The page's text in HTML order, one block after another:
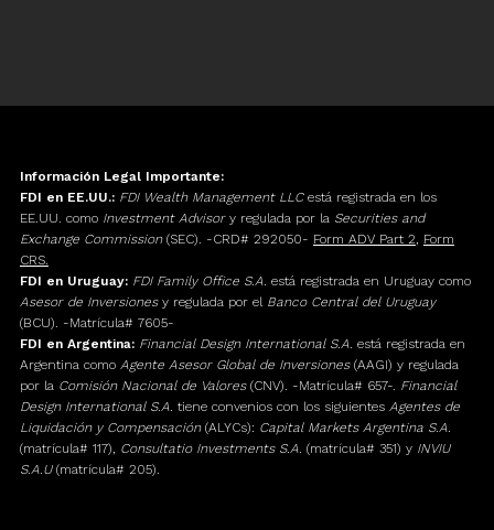
Información Legal Importante:
FDI en EE.UU.: FDI Wealth Management LLCestá registrada en los
EE.UU. como Investment Advisory regulada por la Securities and
Exchange Commission(SEC). -CRD# 292050- Form ADV Part 2
Form
CRS.
FDI en Uruguay: FDI Family Office S.A. está registrada en Uruguay como
Asesor de Inversionesy regulada por el Banco Central del Uruguay
(BCU). -Matrícula# 7605-
FDI en Argentina: Financial Design International S.A. está registrada en
Argentina como Agente Asesor Global de Inversiones(AAGI) y regulada
por la Comisión Nacional de Valores(CNV). -Matrícula# 657-. Financial
Design International S.A. tiene convenios con los siguientes Agentes de
Liquidación y Compensación(ALYCs): Capital Markets Argentina S.A.
(matrícula# 117), Consultatio Investments S.A. (matrícula# 351) y INVIU
S.A.U(matrícula# 205).